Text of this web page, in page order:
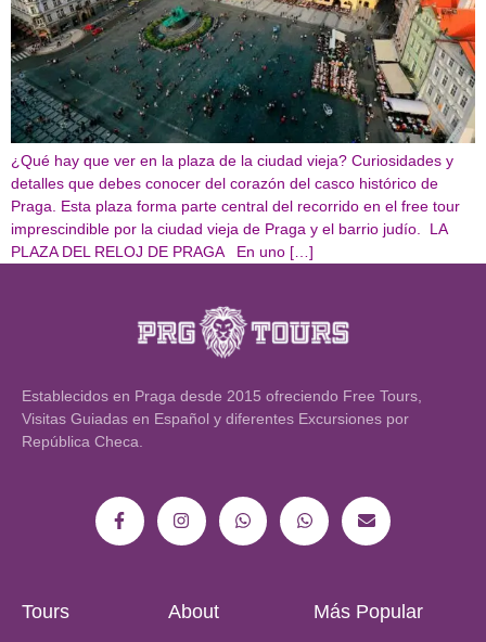
¿Qué hay que ver en la plaza de la ciudad vieja? Curiosidades y
detalles que debes conocer del corazón del casco histórico de
Praga. Esta plaza forma parte central del recorrido en el free tour
imprescindible por la ciudad vieja de Praga y el barrio judío. LA
PLAZA DEL RELOJ DE PRAGA En uno […]
Establecidos en Praga desde 2015 ofreciendo Free Tours,
Visitas Guiadas en Español y diferentes Excursiones por
República Checa.
Tours About Más Popular